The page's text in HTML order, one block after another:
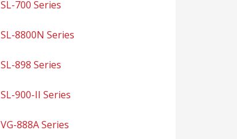
SL-700 Series
SL-8800N Series
SL-898 Series
SL-900-II Series
VG-888A Series